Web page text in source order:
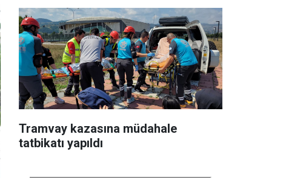
Tramvay kazasına müdahale
tatbikatı yapıldı